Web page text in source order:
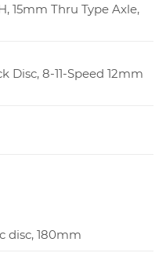
15mm Thru Type Axle,
Disc, 8-11-Speed 12mm
disc, 180mm